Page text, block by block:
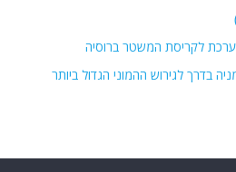
לקריסת המשטר ברוסיה
גרמניה בדרך לגירוש ההמוני הגדול ביותר